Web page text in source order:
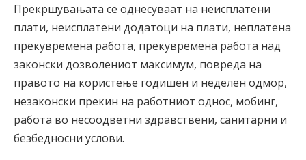
Прекршувањата се однесуваат на неисплатени
плати, неисплатени додатоци на плати, неплатена
прекувремена работа, прекувремена работа над
законски дозволениот максимум, повреда на
правото на користење годишен и неделен одмор,
незаконски прекин на работниот однос, мобинг,
работа во несоодветни здравствени, санитарни и
безбедносни услови.